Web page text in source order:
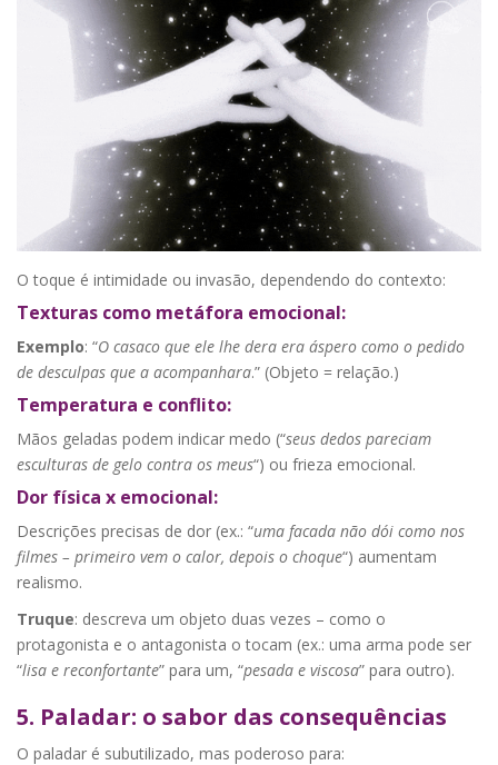
O toque é intimidade ou invasão, dependendo do contexto:
Texturas como metáfora emocional:
Exemplo: “O casaco que ele lhe dera era áspero como o pedido
de desculpas que a acompanhara.” (Objeto = relação.)
Temperatura e conflito:
Mãos geladas podem indicar medo (“seus dedos pareciam
esculturas de gelo contra os meus“) ou frieza emocional.
Dor física x emocional:
Descrições precisas de dor (ex.: “uma facada não dói como nos
filmes – primeiro vem o calor, depois o choque“) aumentam
realismo.
Truque: descreva um objeto duas vezes – como o
protagonista e o antagonista o tocam (ex.: uma arma pode ser
“lisa e reconfortante” para um, “pesada e viscosa” para outro).
5. Paladar: o sabor das consequências
O paladar é subutilizado, mas poderoso para: